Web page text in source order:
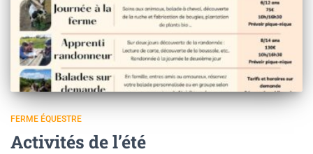
FERME ÉQUESTRE
Activités de l’été